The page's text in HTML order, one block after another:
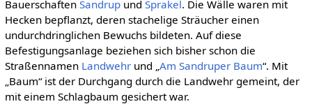
Bauerschaften Sandrupund Sprakel. Die Wälle waren mit
Hecken bepflanzt, deren stachelige Sträucher einen
undurchdringlichen Bewuchs bildeten. Auf diese
Befestigungsanlage beziehen sich bisher schon die
Straßennamen Landwehrund „ Am Sandruper Baum“. Mit
„Baum“ ist der Durchgang durch die Landwehr gemeint, der
mit einem Schlagbaum gesichert war.